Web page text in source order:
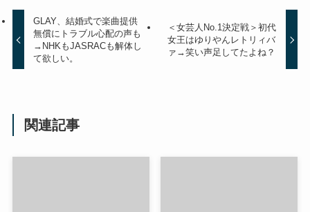
GLAY、結婚式で楽曲提供
無償にトラブル心配の声も
→NHKもJASRACも解体し
て欲しい。
＜女芸人No.1決定戦＞初代
女王はゆりやんレトリィバ
ァ→笑い声足してたよね？
関連記事